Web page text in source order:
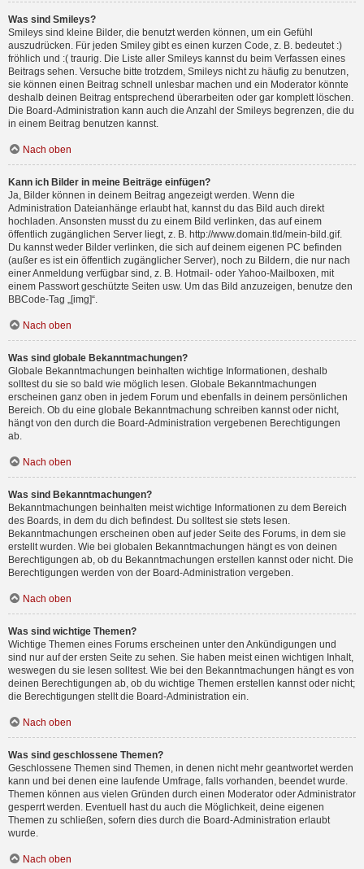
Was sind Smileys?
Smileys sind kleine Bilder, die benutzt werden können, um ein Gefühl
auszudrücken. Für jeden Smiley gibt es einen kurzen Code, z. B. bedeutet :)
fröhlich und :( traurig. Die Liste aller Smileys kannst du beim Verfassen eines
Beitrags sehen. Versuche bitte trotzdem, Smileys nicht zu häufig zu benutzen,
sie können einen Beitrag schnell unlesbar machen und ein Moderator könnte
deshalb deinen Beitrag entsprechend überarbeiten oder gar komplett löschen.
Die Board-Administration kann auch die Anzahl der Smileys begrenzen, die du
in einem Beitrag benutzen kannst.
Nach oben
Kann ich Bilder in meine Beiträge einfügen?
Ja, Bilder können in deinem Beitrag angezeigt werden. Wenn die
Administration Dateianhänge erlaubt hat, kannst du das Bild auch direkt
hochladen. Ansonsten musst du zu einem Bild verlinken, das auf einem
öffentlich zugänglichen Server liegt, z. B. http://www.domain.tld/mein-bild.gif.
Du kannst weder Bilder verlinken, die sich auf deinem eigenen PC befinden
(außer es ist ein öffentlich zugänglicher Server), noch zu Bildern, die nur nach
einer Anmeldung verfügbar sind, z. B. Hotmail- oder Yahoo-Mailboxen, mit
einem Passwort geschützte Seiten usw. Um das Bild anzuzeigen, benutze den
BBCode-Tag „[img]“.
Nach oben
Was sind globale Bekanntmachungen?
Globale Bekanntmachungen beinhalten wichtige Informationen, deshalb
solltest du sie so bald wie möglich lesen. Globale Bekanntmachungen
erscheinen ganz oben in jedem Forum und ebenfalls in deinem persönlichen
Bereich. Ob du eine globale Bekanntmachung schreiben kannst oder nicht,
hängt von den durch die Board-Administration vergebenen Berechtigungen
ab.
Nach oben
Was sind Bekanntmachungen?
Bekanntmachungen beinhalten meist wichtige Informationen zu dem Bereich
des Boards, in dem du dich befindest. Du solltest sie stets lesen.
Bekanntmachungen erscheinen oben auf jeder Seite des Forums, in dem sie
erstellt wurden. Wie bei globalen Bekanntmachungen hängt es von deinen
Berechtigungen ab, ob du Bekanntmachungen erstellen kannst oder nicht. Die
Berechtigungen werden von der Board-Administration vergeben.
Nach oben
Was sind wichtige Themen?
Wichtige Themen eines Forums erscheinen unter den Ankündigungen und
sind nur auf der ersten Seite zu sehen. Sie haben meist einen wichtigen Inhalt,
weswegen du sie lesen solltest. Wie bei den Bekanntmachungen hängt es von
deinen Berechtigungen ab, ob du wichtige Themen erstellen kannst oder nicht;
die Berechtigungen stellt die Board-Administration ein.
Nach oben
Was sind geschlossene Themen?
Geschlossene Themen sind Themen, in denen nicht mehr geantwortet werden
kann und bei denen eine laufende Umfrage, falls vorhanden, beendet wurde.
Themen können aus vielen Gründen durch einen Moderator oder Administrator
gesperrt werden. Eventuell hast du auch die Möglichkeit, deine eigenen
Themen zu schließen, sofern dies durch die Board-Administration erlaubt
wurde.
Nach oben